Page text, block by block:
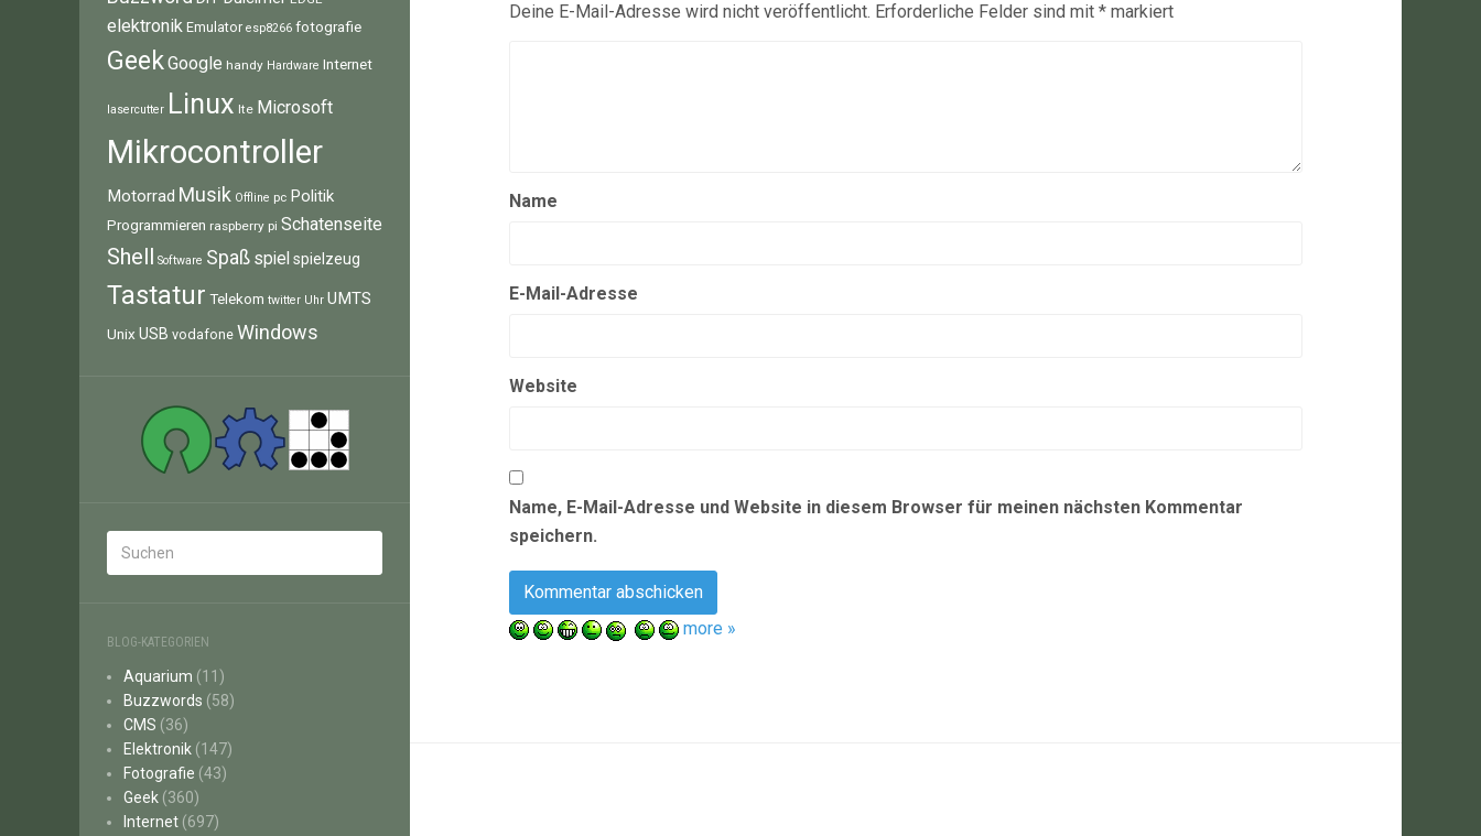
elektronik Emulator esp8266 fotografie
GeekGoogle handy Hardware Internet
lasercutter Linux lte Microsoft
Mikrocontroller
Motorrad Musik Offline pc Politik
Programmieren raspberry pi Schatenseite
Shell Software Spaß spiel spielzeug
Tastatur Telekom twitter Uhr UMTS
Unix USB vodafone Windows
BLOG-KATEGORIEN
Aquarium (11)
Buzzwords (58)
CMS (36)
Elektronik (147)
Fotografie (43)
Geek (360)
Internet (697)
Deine E-Mail-Adresse wird nicht veröffentlicht. Erforderliche Felder sind mit * markiert
Name
E-Mail-Adresse
Website
Name, E-Mail-Adresse und Website in diesem Browser für meinen nächsten Kommentar
speichern.
more »